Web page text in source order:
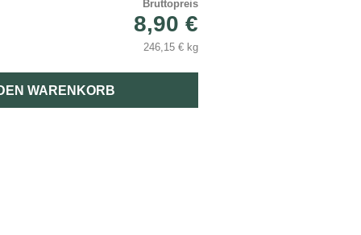
Bruttopreis
8,90 €
246,15 € kg
WARENKORB